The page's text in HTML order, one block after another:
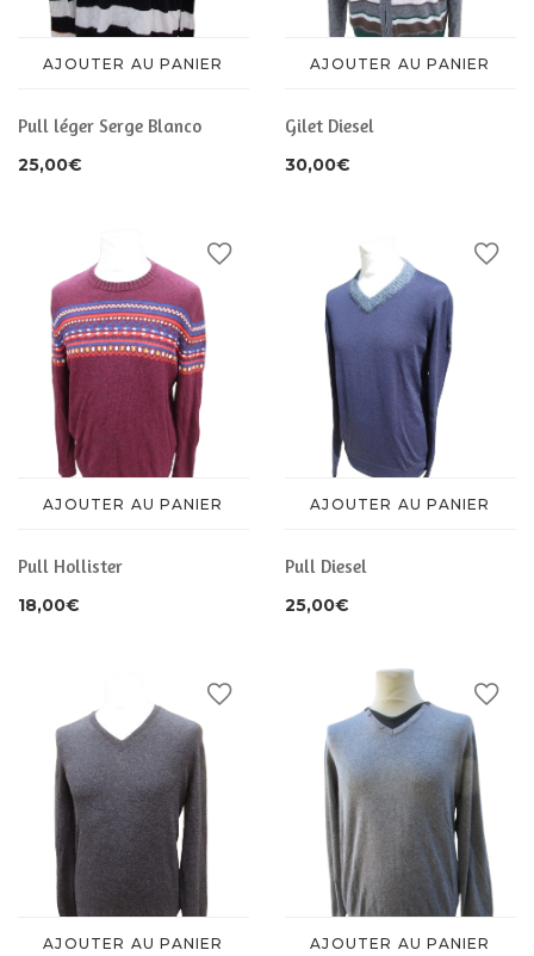
AJOUTER AU PANIER
Pull léger Serge Blanco
25,00€
AJOUTER AU PANIER
Gilet Diesel
30,00€
AJOUTER AU PANIER
Pull Hollister
18,00€
AJOUTER AU PANIER
Pull Diesel
25,00€
AJOUTER AU PANIER AJOUTER AU PANIER